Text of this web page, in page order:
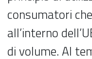
consumatori
all’interno
di volume. Al